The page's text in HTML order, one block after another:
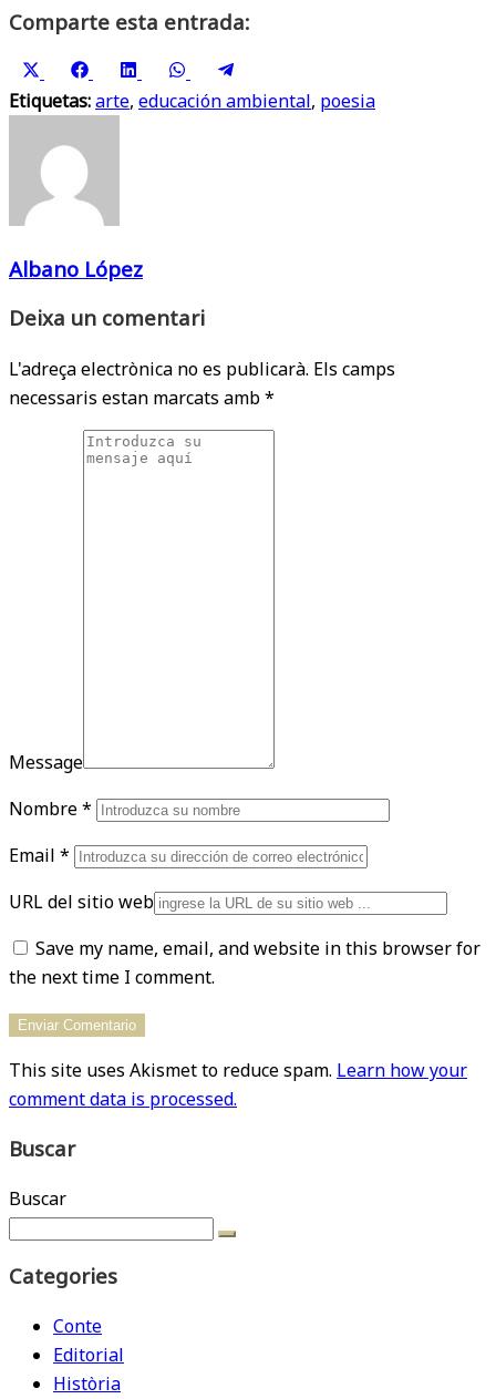
Comparte esta entrada:
Share
on
(Twitter)
Share
on
Share
on
Share
on
on
Etiquetas:arte, educación ambiental, poesia
Albano López
Deixa un comentari
L'adreça electrònica no es publicarà. Els camps
necessaris estan marcats amb*
Message
Nombre*
Email *
URL del sitio web
Save my name, email, and website in this browser for
the next time I comment.
This site uses Akismet to reduce spam. Learn how your
comment data is processed.
Buscar
Buscar
Categories
Conte
Editorial
Història